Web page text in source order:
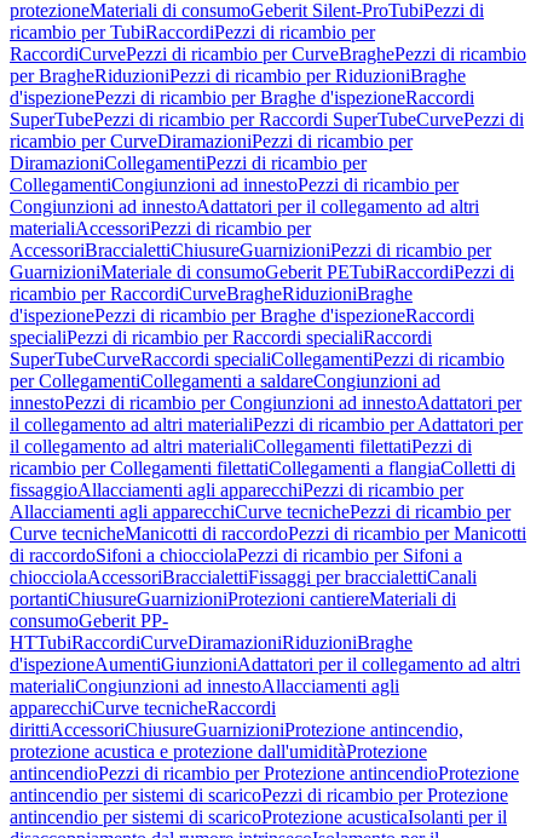
protezioneMateriali di consumoGeberit Silent-ProTubiPezzi di
ricambio per TubiRaccordiPezzi di ricambio per
RaccordiCurvePezzi di ricambio per CurveBraghePezzi di ricambio
per BragheRiduzioniPezzi di ricambio per RiduzioniBraghe
d'ispezionePezzi di ricambio per Braghe d'ispezioneRaccordi
SuperTubePezzi di ricambio per Raccordi SuperTubeCurvePezzi di
ricambio per CurveDiramazioniPezzi di ricambio per
DiramazioniCollegamentiPezzi di ricambio per
CollegamentiCongiunzioni ad innestoPezzi di ricambio per
Congiunzioni ad innestoAdattatori per il collegamento ad altri
materialiAccessoriPezzi di ricambio per
AccessoriBraccialettiChiusureGuarnizioniPezzi di ricambio per
GuarnizioniMateriale di consumoGeberit PETubiRaccordiPezzi di
ricambio per RaccordiCurveBragheRiduzioniBraghe
d'ispezionePezzi di ricambio per Braghe d'ispezioneRaccordi
specialiPezzi di ricambio per Raccordi specialiRaccordi
SuperTubeCurveRaccordi specialiCollegamentiPezzi di ricambio
per CollegamentiCollegamenti a saldareCongiunzioni ad
innestoPezzi di ricambio per Congiunzioni ad innestoAdattatori per
il collegamento ad altri materialiPezzi di ricambio per Adattatori per
il collegamento ad altri materialiCollegamenti filettatiPezzi di
ricambio per Collegamenti filettatiCollegamenti a flangiaColletti di
fissaggioAllacciamenti agli apparecchiPezzi di ricambio per
Allacciamenti agli apparecchiCurve tecnichePezzi di ricambio per
Curve tecnicheManicotti di raccordoPezzi di ricambio per Manicotti
di raccordoSifoni a chiocciolaPezzi di ricambio per Sifoni a
chiocciolaAccessoriBraccialettiFissaggi per braccialettiCanali
portantiChiusureGuarnizioniProtezioni cantiereMateriali di
consumoGeberit PP-
HTTubiRaccordiCurveDiramazioniRiduzioniBraghe
d'ispezioneAumentiGiunzioniAdattatori per il collegamento ad altri
materialiCongiunzioni ad innestoAllacciamenti agli
apparecchiCurve tecnicheRaccordi
dirittiAccessoriChiusureGuarnizioniProtezione antincendio,
protezione acustica e protezione dall'umiditàProtezione
antincendioPezzi di ricambio per Protezione antincendioProtezione
antincendio per sistemi di scaricoPezzi di ricambio per Protezione
antincendio per sistemi di scaricoProtezione acusticaIsolanti per il